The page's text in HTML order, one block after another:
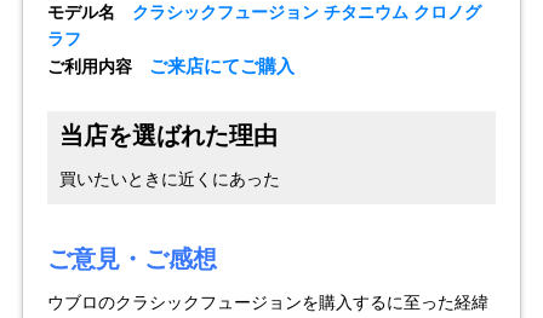
る
フィリップ
モデル名 クラシックフュージョン チタニウム クロノグ
ラフ
ご利用内容 ご来店にてご購入
当店を選ばれた理由
買いたいときに近くにあった
ご意見・ご感想
ウブロのクラシックフュージョンを購入するに至った経緯